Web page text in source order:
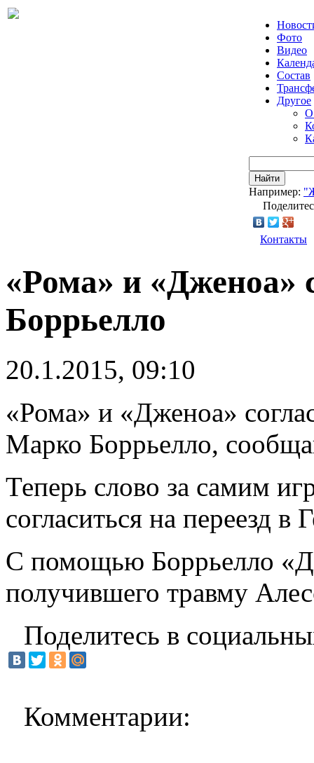
Фото
Видео
Состав
Другое
О
Найти
Например:
Контакты
«Рома» и «Дженоа»
Боррьелло
20.1.2015, 09:10
«Рома» и «Дженоа»
Марко Боррьелло,
Теперь слово за самим
согласиться на переезд в
С помощью Боррьелло
получившего травму
Поделитесь в
Комментарии: